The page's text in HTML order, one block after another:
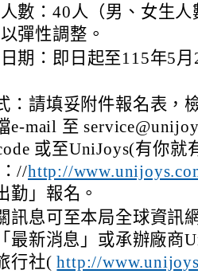
數：40人（男、女生
彈性調整。
期：即日起至115年5
：請填妥附件報名表，
e-mail 至
或至UniJoys(有你
//http://
勤」報名。
訊息可至本局全球資訊
最新消息」或承辦廠商
行社(http://